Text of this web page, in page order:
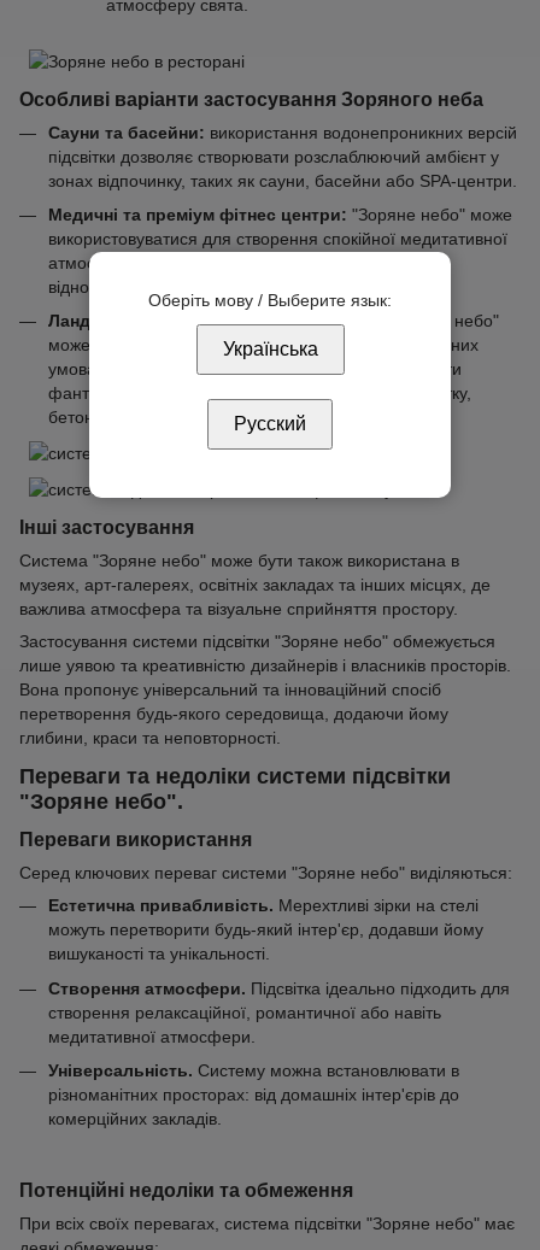
атмосферу свята.
Особливі варіанти застосування Зоряного неба
Сауни та басейни: використання водонепроникних версій
підсвітки дозволяє створювати розслаблюючий амбієнт у
зонах відпочинку, таких як сауни, басейни або SPA-центри.
Медичні та преміум фітнес центри: "Зоряне небо" може
використовуватися для створення спокійної медитативної
атмосфери, що сприяє релаксації та швидкому
відновленню.
Ландшафтний дизайн: система підсвітки "Зоряне небо"
може монтуватись в різні поверхні навіть в агресивних
умовах навколишнього середовища і не стримувати
фантазію. Монтаж можна провести в доріжки, плитку,
бетон, в грунт та під воду.
Інші застосування
Система "Зоряне небо" може бути також використана в
музеях, арт-галереях, освітніх закладах та інших місцях, де
важлива атмосфера та візуальне сприйняття простору.
Застосування системи підсвітки "Зоряне небо" обмежується
лише уявою та креативністю дизайнерів і власників просторів.
Вона пропонує універсальний та інноваційний спосіб
перетворення будь-якого середовища, додаючи йому
глибини, краси та неповторності.
Переваги та недоліки системи підсвітки
"Зоряне небо".
Переваги використання
Серед ключових переваг системи "Зоряне небо" виділяються:
Естетична привабливість. Мерехтливі зірки на стелі
можуть перетворити будь-який інтер'єр, додавши йому
вишуканості та унікальності.
Створення атмосфери. Підсвітка ідеально підходить для
створення релаксаційної, романтичної або навіть
медитативної атмосфери.
Універсальність. Систему можна встановлювати в
різноманітних просторах: від домашніх інтер'єрів до
комерційних закладів.
Потенційні недоліки та обмеження
При всіх своїх перевагах, система підсвітки "Зоряне небо" має
Оберіть мову / Выберите язык:
Українська
Русский